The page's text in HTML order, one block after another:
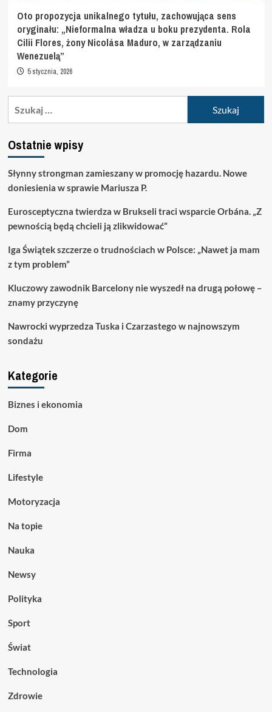
Oto propozycja unikalnego tytułu, zachowująca sens
oryginału: „Nieformalna władza u boku prezydenta. Rola
Cilii Flores, żony Nicolása Maduro, w zarządzaniu
Wenezuelą”
5 stycznia, 2026
Ostatnie wpisy
Słynny strongman zamieszany w promocję hazardu. Nowe
doniesienia w sprawie Mariusza P.
Eurosceptyczna twierdza w Brukseli traci wsparcie Orbána. „Z
pewnością będą chcieli ją zlikwidować”
Iga Świątek szczerze o trudnościach w Polsce: „Nawet ja mam
z tym problem”
Kluczowy zawodnik Barcelony nie wyszedł na drugą połowę –
znamy przyczynę
Nawrocki wyprzedza Tuska i Czarzastego w najnowszym
sondażu
Kategorie
Biznes i ekonomia
Dom
Firma
Lifestyle
Motoryzacja
Na topie
Nauka
Newsy
Polityka
Sport
Świat
Technologia
Zdrowie